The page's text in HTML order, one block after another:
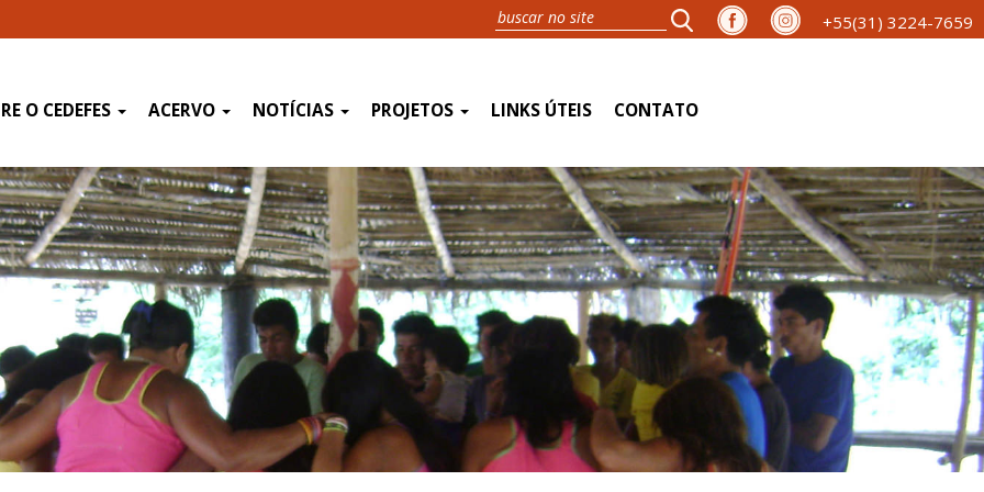
+55(31) 3224-7659
O CEDEFES ACERVO NOTÍCIAS PROJETOS LINKS ÚTEIS CONTATO